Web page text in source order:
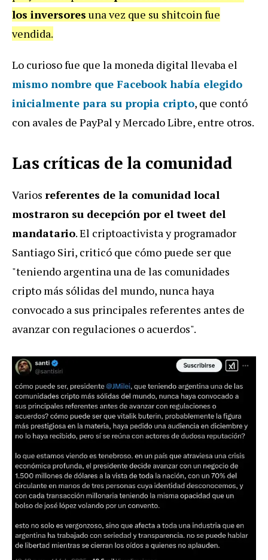
los inversores una vez que su shitcoin fue
vendida.
Lo curioso fue que la moneda digital llevaba el
mismo nombre que Facebook había elegido
inicialmente para su propia cripto, que contó
con avales de PayPal y Mercado Libre, entre otros.
Las críticas de la comunidad
Varios referentes de la comunidad local
mostraron su decepción por el tweet del
mandatario. El criptoactivista y programador
Santiago Siri, criticó que cómo puede ser que
"teniendo argentina una de las comunidades
cripto más sólidas del mundo, nunca haya
convocado a sus principales referentes antes de
avanzar con regulaciones o acuerdos".